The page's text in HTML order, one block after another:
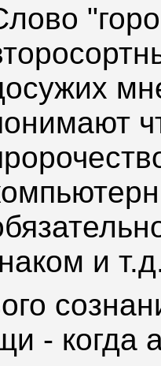
и
- когда